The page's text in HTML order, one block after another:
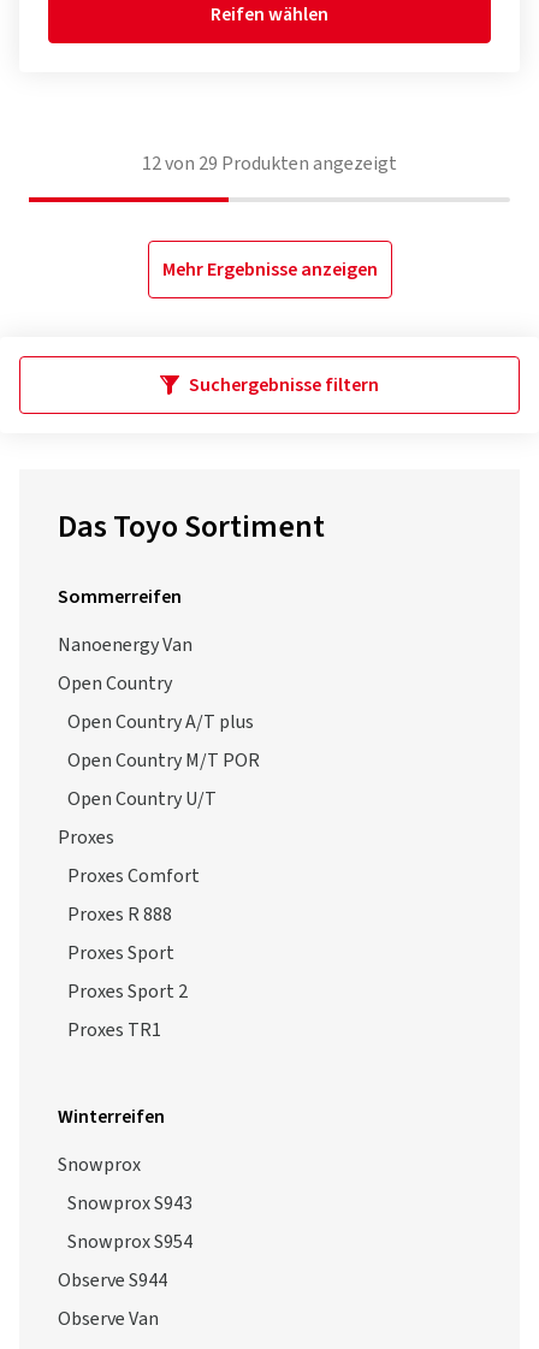
Reifen wählen
12von 29 Produkten angezeigt
Mehr Ergebnisse anzeigen
Suchergebnisse filtern
Das Toyo Sortiment
Sommerreifen
Nanoenergy Van
Open Country
Open Country A/T plus
Open Country M/T POR
Open Country U/T
Proxes
Proxes Comfort
Proxes R 888
Proxes Sport
Proxes Sport 2
Proxes TR1
Winterreifen
Snowprox
Snowprox S943
Snowprox S954
Observe S944
Observe Van